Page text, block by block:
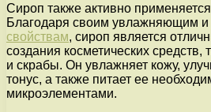
Сироп также активно
Благодаря своим увлажняющим и
свойствам, сироп является
создания косметических средств,
и скрабы. Он увлажняет кожу,
тонус, а также питает ее
микроэлементами.